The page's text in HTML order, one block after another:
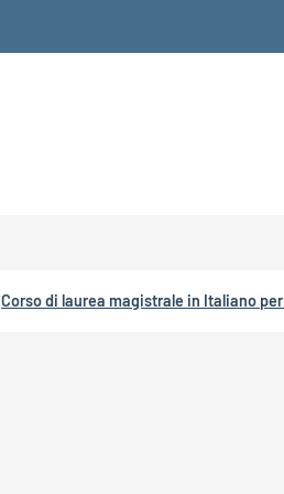
Corso di laurea magistrale in Italiano